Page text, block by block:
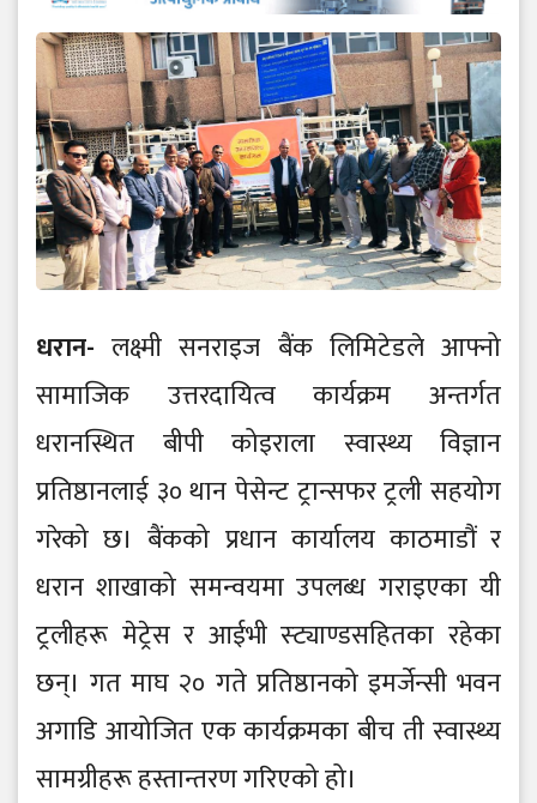
धरान-लक्ष्मी सनराइज बैंक लिमिटेडले आफ्नो
सामाजिक उत्तरदायित्व कार्यक्रम अन्तर्गत
धरानस्थित बीपी कोइराला स्वास्थ्य विज्ञान
प्रतिष्ठानलाई ३० थान पेसेन्ट ट्रान्सफर ट्रली सहयोग
गरेको छ। बैंकको प्रधान कार्यालय काठमाडौं र
धरान शाखाको समन्वयमा उपलब्ध गराइएका यी
ट्रलीहरू मेट्रेस र आईभी स्ट्याण्डसहितका रहेका
छन्। गत माघ २० गते प्रतिष्ठानको इमर्जेन्सी भवन
अगाडि आयोजित एक कार्यक्रमका बीच ती स्वास्थ्य
सामग्रीहरू हस्तान्तरण गरिएको हो।